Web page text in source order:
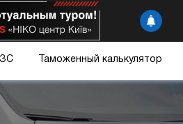
Таможенный калькулятор